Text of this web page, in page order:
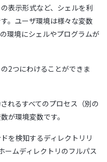
表示形式など、 シェルを利
。ユーザ環境は様々な変数
環境にシェルやプログラムが
2つにわけることができま
れるすべてのプロセス（別の
が環境変数です。
を検知するディレクトリリ
ームディレクトリのフルパス